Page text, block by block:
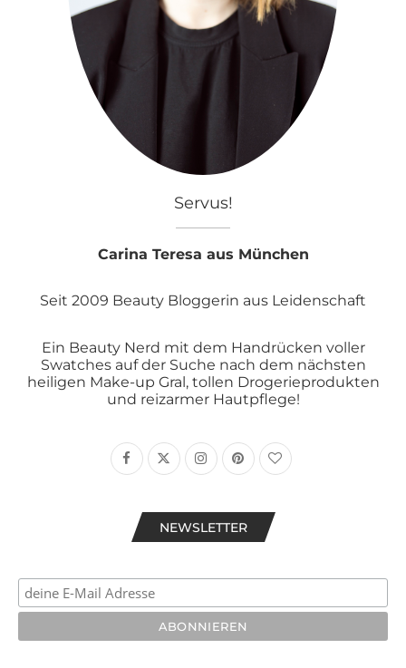
Servus!
Carina Teresa aus München
Seit 2009 Beauty Bloggerin aus Leidenschaft
Ein Beauty Nerd mit dem Handrücken voller
Swatches auf der Suche nach dem nächsten
heiligen Make-up Gral, tollen Drogerieprodukten
und reizarmer Hautpflege!
NEWSLETTER